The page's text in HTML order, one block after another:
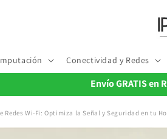
Conectividad y Redes
Envío GRATIS en
Redes Wi-Fi: Optimiza la Señal y Seguridad en tu